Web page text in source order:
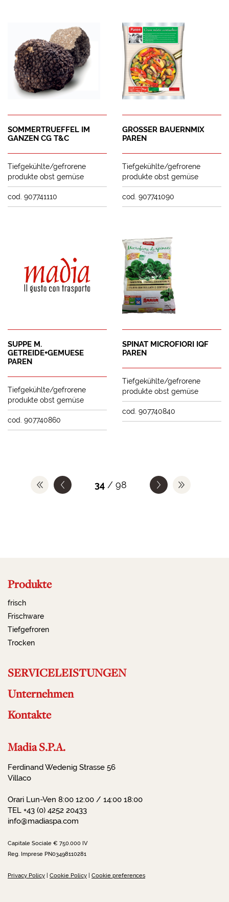
SOMMERTRUEFFEL IM
GANZEN CG T&C
Tiefgekühlte/gefrorene
produkte obst gemüse
cod. 907741110
GROSSER BAUERNMIX
PAREN
Tiefgekühlte/gefrorene
produkte obst gemüse
cod. 907741090
SUPPE M.
GETREIDE+GEMUESE
PAREN
Tiefgekühlte/gefrorene
produkte obst gemüse
cod. 907740860
SPINAT MICROFIORI IQF
PAREN
Tiefgekühlte/gefrorene
produkte obst gemüse
cod. 907740840
34 / 98
Produkte
frisch
Frischware
Tiefgefroren
Trocken
SERVICELEISTUNGEN
Unternehmen
Kontakte
Madia S.P.A.
Ferdinand Wedenig Strasse 56
Villaco
Orari Lun-Ven 8:00 12:00 / 14:00 18:00
TEL +43 (0) 4252 20433
info@madiaspa.com
Capitale Sociale € 750.000 IV
Reg. Imprese PN03498110281
Privacy Policy Cookie Policy Cookie preferences